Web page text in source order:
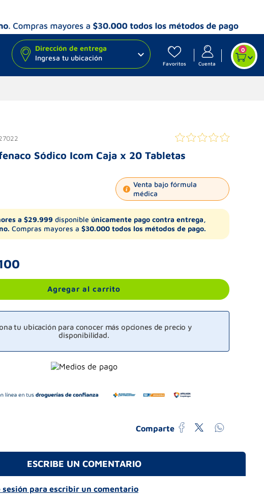
Dirección de entrega
Ingresa tu ubicación
Favoritos Cuenta
0
Sódico Icom Caja x 20 Tabletas
Venta bajo fórmula
médica
a $29.999 disponible únicamente pago contra entrega,
Compras mayores a $30.000 todos los métodos de pago.
Agregar al carrito
tu ubicación para conocer más opciones de precio y
disponibilidad.
Comparte
ESCRIBE UN COMENTARIO
para escribir un comentario